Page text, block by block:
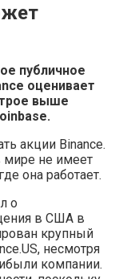
публичное
оценивает
выше
акции Binance.
мире не имеет
она работает.
о
в США в
крупный
несмотря
компании.